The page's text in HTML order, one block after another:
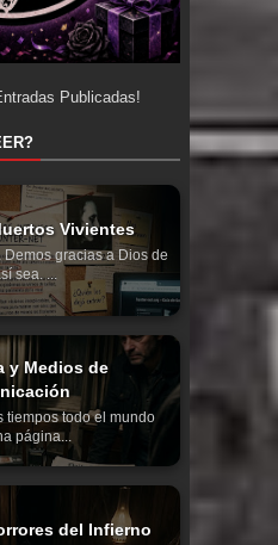
Publicadas!
Vivientes
gracias a Dios de
sea. ...
y Medios de
tiempos todo el mundo
página...
del Infierno